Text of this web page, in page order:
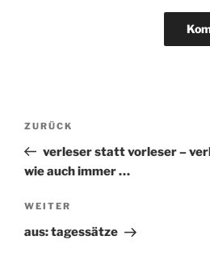
Beitragsnavigation
Vorheriger
Beitrag
ZURÜCK
verleser statt vorleser –
wie auch immer …
Nächster
Beitrag
WEITER
aus: tagessätze